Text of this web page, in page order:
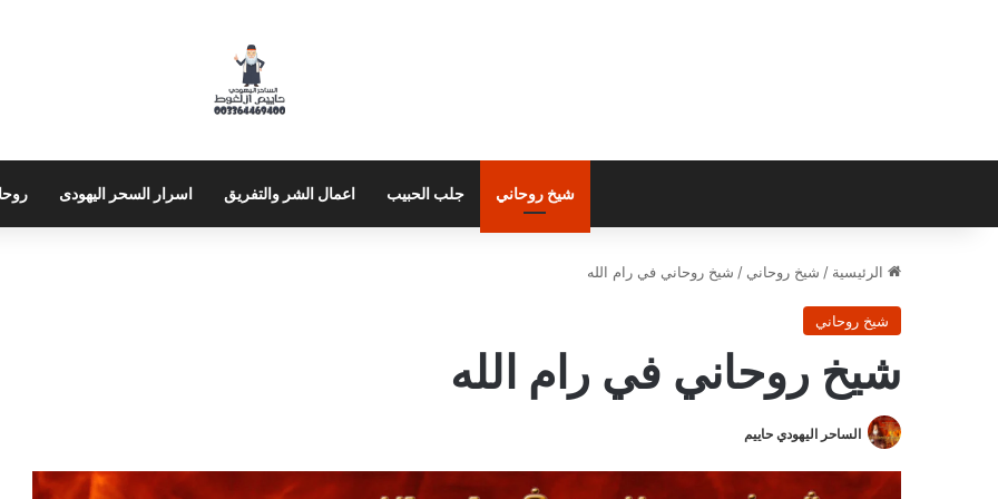
شيخ روحاني جلب الحبيب اعمال الشر والتفريق اسرار السحر اليهودى
الرئيسية / شيخ روحاني / شيخ روحاني في رام الله
شيخ روحاني
شيخ روحاني في رام الله
الساحر اليهودي حاييم